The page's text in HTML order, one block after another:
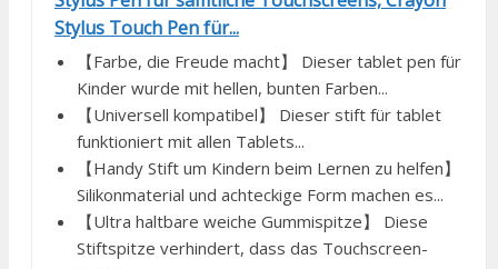
Stylus Touch Pen für...
【Farbe, die Freude macht】 Dieser tablet pen für
Kinder wurde mit hellen, bunten Farben...
【Universell kompatibel】 Dieser stift für tablet
funktioniert mit allen Tablets...
【Handy Stift um Kindern beim Lernen zu helfen】
Silikonmaterial und achteckige Form machen es...
【Ultra haltbare weiche Gummispitze】 Diese
Stiftspitze verhindert, dass das Touchscreen-